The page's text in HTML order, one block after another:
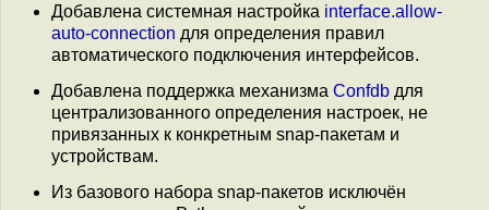
Добавлена системная настройка interface.allow-
auto-connection для определения правил
автоматического подключения интерфейсов.
Добавлена поддержка механизма Confdb для
централизованного определения настроек, не
привязанных к конкретным snap-пакетам и
устройствам.
Из базового набора snap-пакетов исключён